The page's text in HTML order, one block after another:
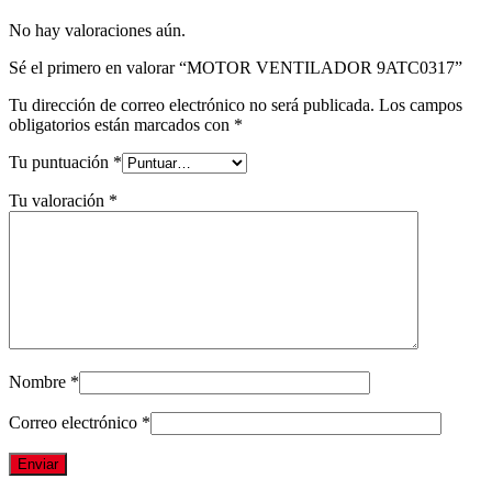
No hay valoraciones aún.
Sé el primero en valorar “MOTOR VENTILADOR 9ATC0317”
Tu dirección de correo electrónico no será publicada. Los campos
obligatorios están marcados con *
Tu puntuación *
Tu valoración *
Nombre *
Correo electrónico *